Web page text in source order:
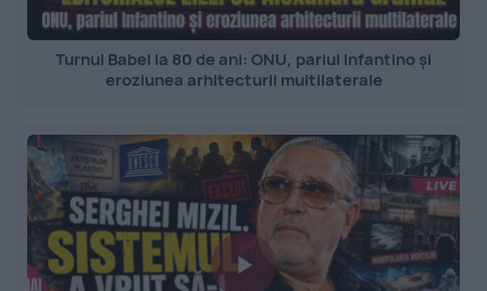
Turnul Babel la 80 de ani: ONU, pariul Infantino și
eroziunea arhitecturii multilaterale